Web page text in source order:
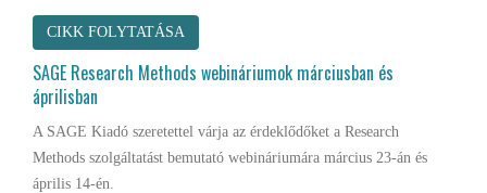
CIKK FOLYTATÁSA
SAGE Research Methods webináriumok márciusban és
áprilisban
A SAGE Kiadó szeretettel várja az érdeklődőket a Research
Methods szolgáltatást bemutató webináriumára március 23-án és
április 14-én.